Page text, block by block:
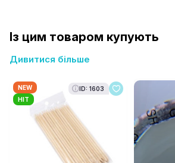
Із цим товаром купують
Дивитися більше
NEW
HIT
ID: 1603